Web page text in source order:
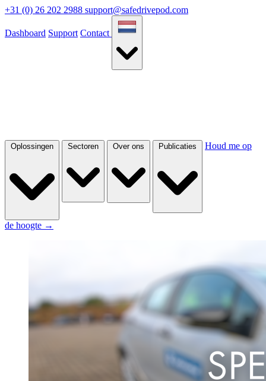
+31 (0) 26 202 2988 support@safedrivepod.com
Dashboard Support Contact
Oplossingen Sectoren Over ons Publicaties Houd me op
de hoogte →